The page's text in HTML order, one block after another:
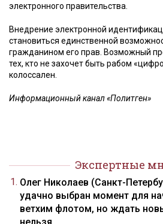
электронного правительства.
Внедрение электронной
становиться единственной
гражданином его прав. Возможный
тех, кто не захочет быть рабом
колоссален.
Информационный канал «Политген»
Экспертные
Олег Николаев (Санкт-
удачно выбран момент для
ветхим флотом, но ждать